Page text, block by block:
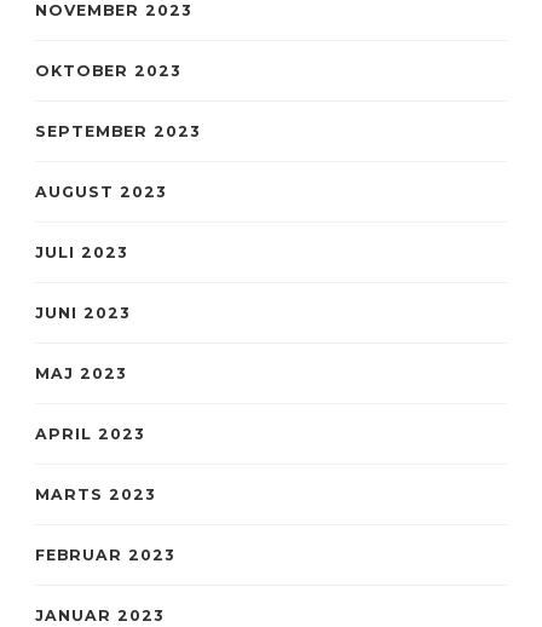
NOVEMBER 2023
OKTOBER 2023
SEPTEMBER 2023
AUGUST 2023
JULI 2023
JUNI 2023
MAJ 2023
APRIL 2023
MARTS 2023
FEBRUAR 2023
JANUAR 2023